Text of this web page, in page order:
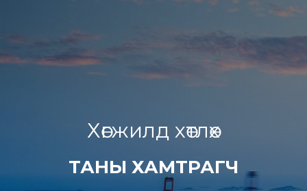
Хөгжилд хөтлөх
ТАНЫ ХАМТРАГЧ